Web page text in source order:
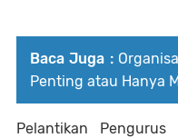
Baca Juga :
Penting atau Hanya
Pelantikan